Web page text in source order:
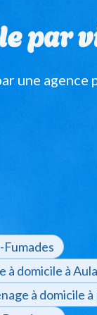
par
une agence
à domicile à
à domicile à